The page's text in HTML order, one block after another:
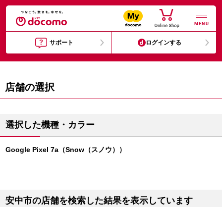
MENU
サポート ログインする
店舗の選択
選択した機種・カラー
Google Pixel 7a（Snow（スノウ））
安中市の店舗を検索した結果を表示しています